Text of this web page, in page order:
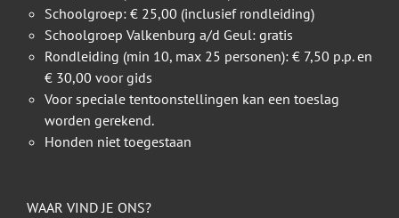
Schoolgroep: € 25,00 (inclusief rondleiding)
Schoolgroep Valkenburg a/d Geul: gratis
Rondleiding (min 10, max 25 personen): € 7,50 p.p. en
€ 30,00 voor gids
Voor speciale tentoonstellingen kan een toeslag
worden gerekend.
Honden niet toegestaan
WAAR VIND JE ONS?